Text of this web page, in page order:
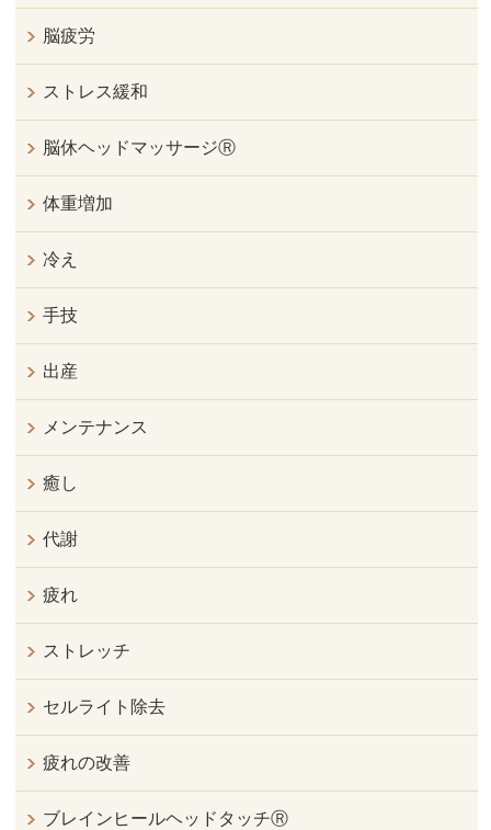
脳疲労
ストレス緩和
脳休ヘッドマッサージⓇ
体重増加
冷え
手技
出産
メンテナンス
癒し
代謝
疲れ
ストレッチ
セルライト除去
疲れの改善
ブレインヒールヘッドタッチⓇ